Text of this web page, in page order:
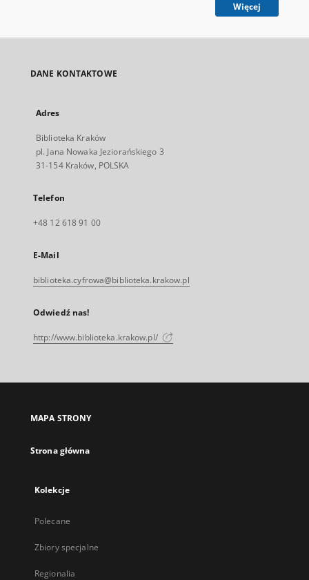
Więcej
DANE KONTAKTOWE
Adres
Biblioteka Kraków
pl. Jana Nowaka Jeziorańskiego 3
31-154 Kraków, POLSKA
Telefon
+48 12 618 91 00
E-Mail
biblioteka.cyfrowa@biblioteka.krakow.pl
Odwiedź nas!
http://www.biblioteka.krakow.pl/
MAPA STRONY
Strona główna
Kolekcje
Polecane
Zbiory specjalne
Regionalia